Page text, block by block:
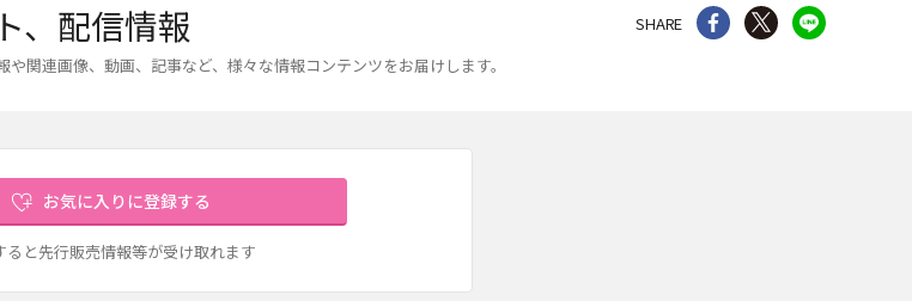
、配信情報
関連画像、動画、記事など、様々な情報コンテンツをお届けします。
SHARE シェア Twitter
お気に入りに登録する
ると先行販売情報等が受け取れます